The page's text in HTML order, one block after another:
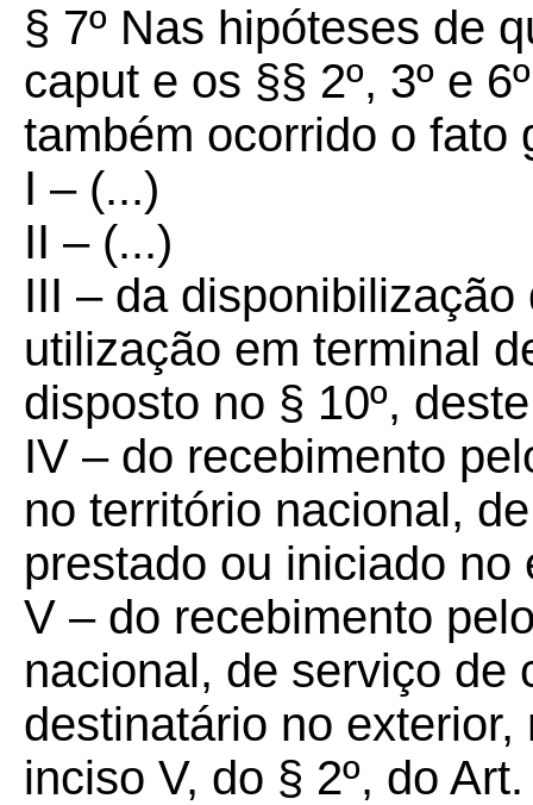
§ 7º Nas hipóteses de
caput e os §§ 2º, 3º e
também ocorrido o fato
I – (...)
II – (...)
III – da
utilização em terminal
disposto no § 10º,
IV – do recebimento
no território nacional,
prestado ou iniciado no
V – do recebimento
nacional, de serviço de
destinatário no
inciso V, do § 2º, do Art.